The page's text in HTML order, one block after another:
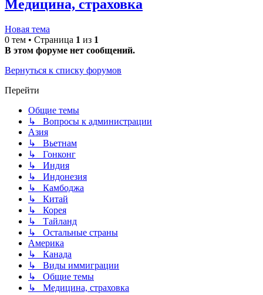
Медицина, страховка
Новая тема
0 тем • Страница 1 из 1
В этом форуме нет сообщений.
Вернуться к списку форумов
Перейти
Общие темы
↳ Вопросы к администрации
Азия
↳ Вьетнам
↳ Гонконг
↳ Индия
↳ Индонезия
↳ Камбоджа
↳ Китай
↳ Корея
↳ Тайланд
↳ Остальные страны
Америка
↳ Канада
↳ Виды иммиграции
↳ Общие темы
↳ Медицина, страховка